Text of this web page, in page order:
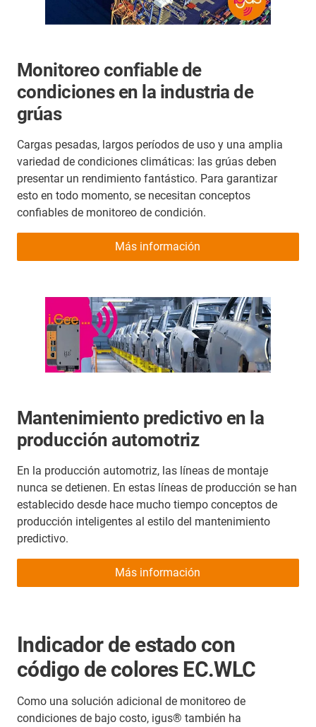
Monitoreo confiable de
condiciones en la industria de
grúas
Cargas pesadas, largos períodos de uso y una amplia
variedad de condiciones climáticas: las grúas deben
presentar un rendimiento fantástico. Para garantizar
esto en todo momento, se necesitan conceptos
confiables de monitoreo de condición.
Más información
Mantenimiento predictivo en la
producción automotriz
En la producción automotriz, las líneas de montaje
nunca se detienen. En estas líneas de producción se han
establecido desde hace mucho tiempo conceptos de
producción inteligentes al estilo del mantenimiento
predictivo.
Más información
Indicador de estado con
código de colores EC.WLC
Como una solución adicional de monitoreo de
condiciones de bajo costo, igus® también ha